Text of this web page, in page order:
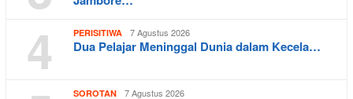
4 PERISITIWA 7 Agustus 2026
Dua Pelajar Meninggal Dunia dalam Kecela…
SOROTAN 7 Agustus 2026